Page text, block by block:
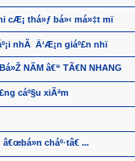
cÆ¡ thá»ƒ bá»‹ má»‡t mï
nhÃ Ä‘Æ¡n giáº£n nhï
NÃM â€“ TÃ€N NHANG
cáº§u xiÃªm
cháº·tâ€ ...